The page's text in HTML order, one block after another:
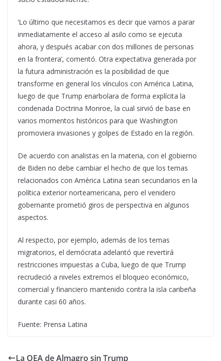
‘Lo último que necesitamos es decir que vamos a parar
inmediatamente el acceso al asilo como se ejecuta
ahora, y después acabar con dos millones de personas
en la frontera’, comentó. Otra expectativa generada por
la futura administración es la posibilidad de que
transforme en general los vínculos con América Latina,
luego de que Trump enarbolara de forma explícita la
condenada Doctrina Monroe, la cual sirvió de base en
varios momentos históricos para que Washington
promoviera invasiones y golpes de Estado en la región.
De acuerdo con analistas en la materia, con el gobierno
de Biden no debe cambiar el hecho de que los temas
relacionados con América Latina sean secundarios en la
política exterior norteamericana, pero el venidero
gobernante prometió giros de perspectiva en algunos
aspectos.
Al respecto, por ejemplo, además de los temas
migratorios, el demócrata adelantó que revertirá
restricciones impuestas a Cuba, luego de que Trump
recrudeció a niveles extremos el bloqueo económico,
comercial y financiero mantenido contra la isla caribeña
durante casi 60 años.
Fuente: Prensa Latina
La OEA de Almagro sin Trump